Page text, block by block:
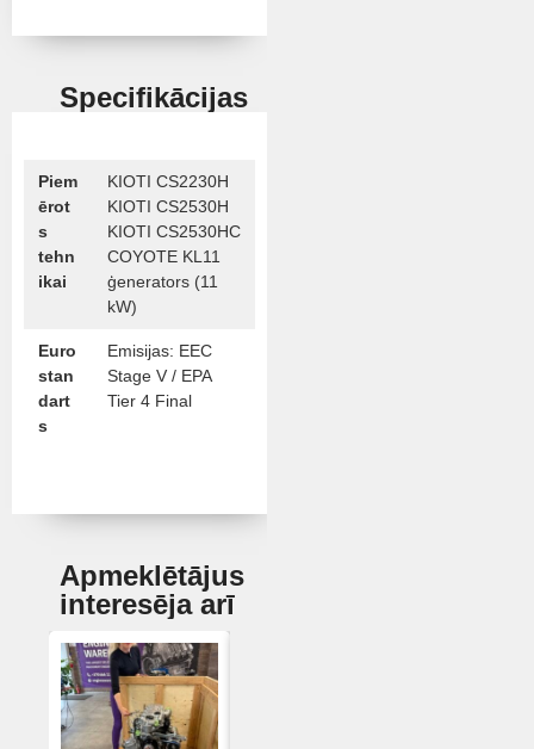
Specifikācijas
Piem
ērot
s
tehn
ikai
KIOTI CS2230H
KIOTI CS2530H
KIOTI CS2530HC
COYOTE KL11
ģenerators (11
kW)
Euro
stan
dart
s
Emisijas: EEC
Stage V / EPA
Tier 4 Final
Apmeklētājus
interesēja arī